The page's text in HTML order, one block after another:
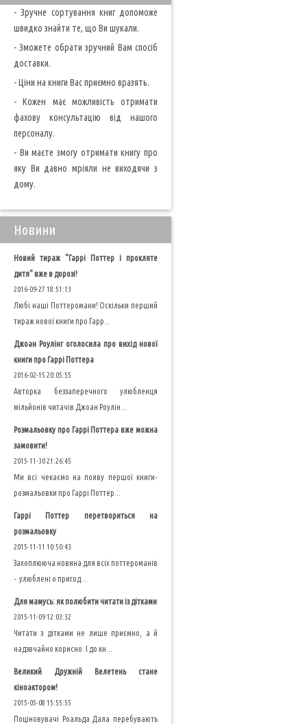
- Зручне сортування книг допоможе
швидко знайти те, що Ви шукали.
- Зможете обрати зручний Вам спосіб
доставки.
- Ціни на книги Вас приємно вразять.
- Кожен має можливість отримати
фахову консультацію від нашого
персоналу.
- Ви маєте змогу отримати книгу про
яку Ви давно мріяли не виходячи з
дому.
Новини
Новий тираж "Гаррі Поттер і прокляте
дитя" вже в дорозі!
2016-09-27 18:51:13
Любі наші Поттеромани! Оскільки перший
тираж нової книги про Гарр...
Джоан Роулінг оголосила про вихід нової
книги про Гаррі Поттера
2016-02-15 20:05:55
Авторка беззаперечного улюбленця
мільйонів читачів Джоан Роулін...
Розмальовку про Гаррі Поттера вже можна
замовити!
2015-11-30 21:26:45
Ми всі чекаємо на появу першої книги-
розмальовки про Гаррі Поттер...
Гаррі Поттер перетвориться на
розмальовку
2015-11-11 10:50:43
Захоплююча новина для всіх поттероманів
- улюблені о пригод...
Для мамусь: як полюбити читати із дітками
2015-11-09 12:03:32
Читати з дітками не лише приємно, а й
надзвчайно корисно. І до кн...
Великий Дружній Велетень стане
кіноактором!
2015-05-08 15:55:55
Поціновувачі Роальда Дала перебувають